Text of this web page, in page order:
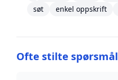
søt
enkel oppskrift
Ofte stilte spørsmål